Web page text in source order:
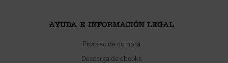
AYUDA E INFORMACIÓN LEGAL
Proceso de compra
Descarga de ebooks